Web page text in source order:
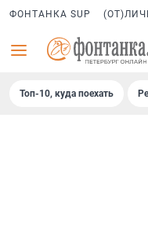
ФОНТАНКА SUP
Топ-10, куда поехать